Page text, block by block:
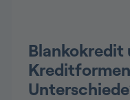
Blankokredit